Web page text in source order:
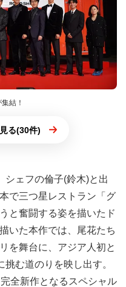
結！
る(30件)
シェフの倫子(鈴木)と出
で三つ星レストラン「グ
と奮闘する姿を描いたド
いた本作では、尾花たち
を舞台に、アジア人初と
挑む道のりを映し出す。
全新作となるスペシャル